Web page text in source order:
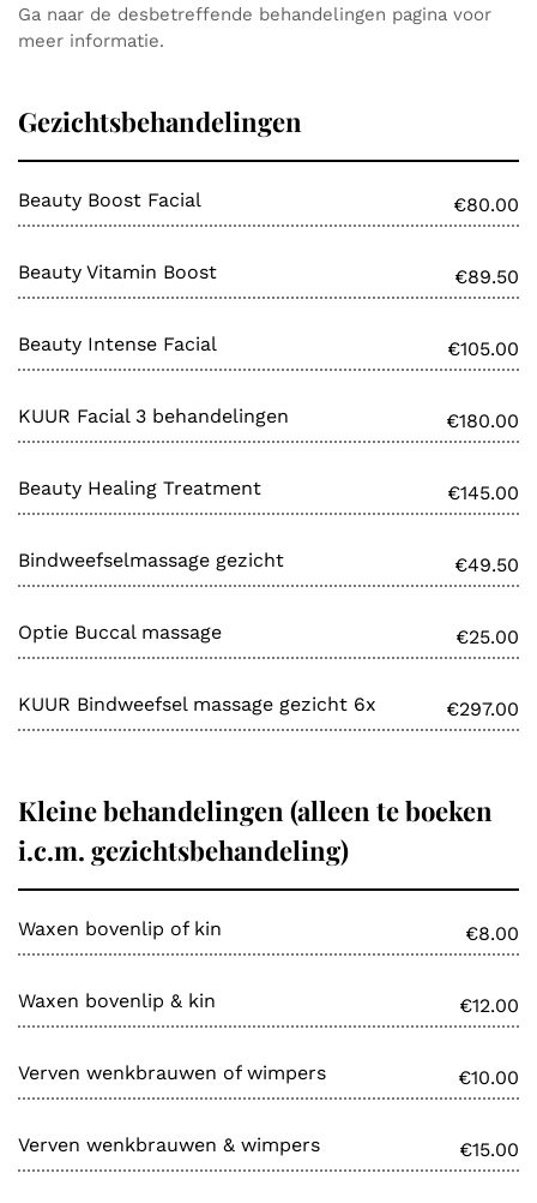
Ga naar de desbetreffende behandelingen pagina voor
meer informatie.
Gezichtsbehandelingen
Beauty Boost Facial €80.00
Beauty Vitamin Boost €89.50
Beauty Intense Facial €105.00
KUUR Facial 3 behandelingen €180.00
Beauty Healing Treatment €145.00
Bindweefselmassage gezicht €49.50
Optie Buccal massage €25.00
KUUR Bindweefsel massage gezicht 6x €297.00
Kleine behandelingen (alleen te boeken
i.c.m. gezichtsbehandeling)
Waxen bovenlip of kin €8.00
Waxen bovenlip & kin €12.00
Verven wenkbrauwen of wimpers €10.00
Verven wenkbrauwen & wimpers €15.00